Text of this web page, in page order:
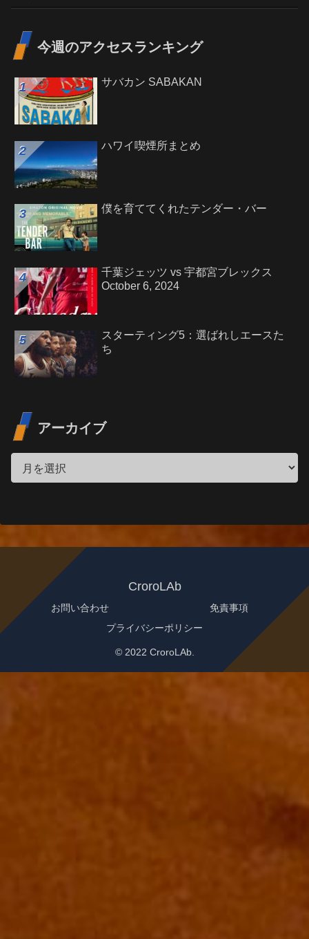
今週のアクセスランキング
サバカン SABAKAN
ハワイ喫煙所まとめ
僕を育ててくれたテンダー・バー
千葉ジェッツ vs 宇都宮ブレックス
October 6, 2024
スターティング5：選ばれしエースた
ち
アーカイブ
CroroLAb
お問い合わせ
免責事項
プライバシーポリシー
© 2022 CroroLAb.